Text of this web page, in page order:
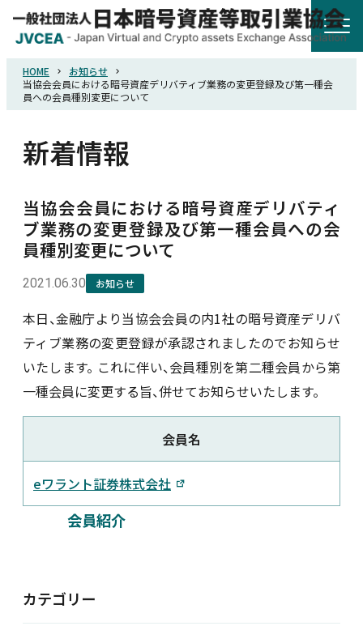
HOME
統計調査
会員紹介
詐欺関連情報
新着情報
HOME
お知らせ
当協会会員における暗号資産デリバティブ業務の変更登録及び第一種会
員への会員種別変更について
新着情報
当協会会員における暗号資産デリバティ
ブ業務の変更登録及び第一種会員への会
員種別変更について
2021.06.30 お知らせ
本日、金融庁より当協会会員の内1社の暗号資産デリバ
ティブ業務の変更登録が承認されましたのでお知らせ
いたします。 これに伴い、会員種別を第二種会員から第
一種会員に変更する旨、併せてお知らせいたします。
会員名
eワラント証券株式会社
会員紹介
カテゴリー